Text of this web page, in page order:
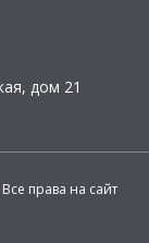
дом 21
права на сайт